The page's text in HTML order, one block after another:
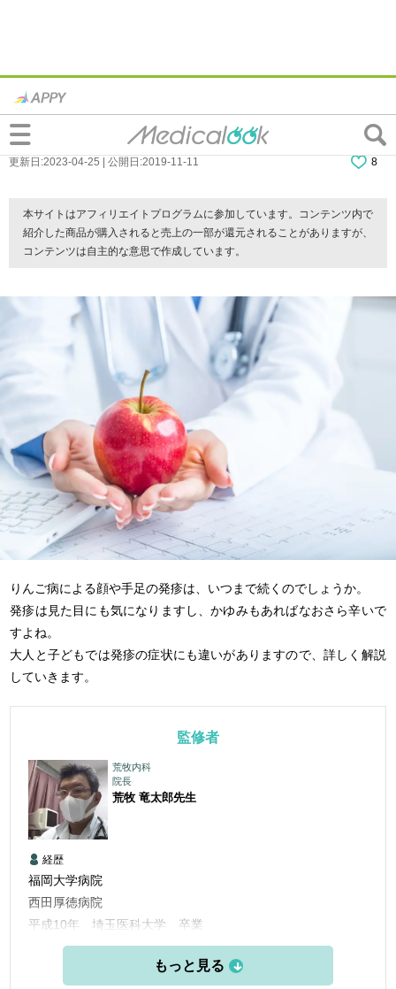
りんご病の発疹やかゆみはいつまで続く？
大人と子どもで症状に違いは？
更新日:2023-04-25 | 公開日:2019-11-11 8
本サイトはアフィリエイトプログラムに参加しています。コンテンツ内で
紹介した商品が購入されると売上の一部が還元されることがありますが、
コンテンツは自主的な意思で作成しています。
りんご病による顔や手足の発疹は、いつまで続くのでしょうか。
発疹は見た目にも気になりますし、かゆみもあればなおさら辛いで
すよね。
大人と子どもでは発疹の症状にも違いがありますので、詳しく解説
していきます。
監修者
荒牧内科
院長
荒牧 竜太郎先生
経歴
福岡大学病院
西田厚徳病院
平成10年 埼玉医科大学 卒業
平成10年 福岡大学病院 臨床研修
平成12年 福岡大学病院 呼吸器科入局